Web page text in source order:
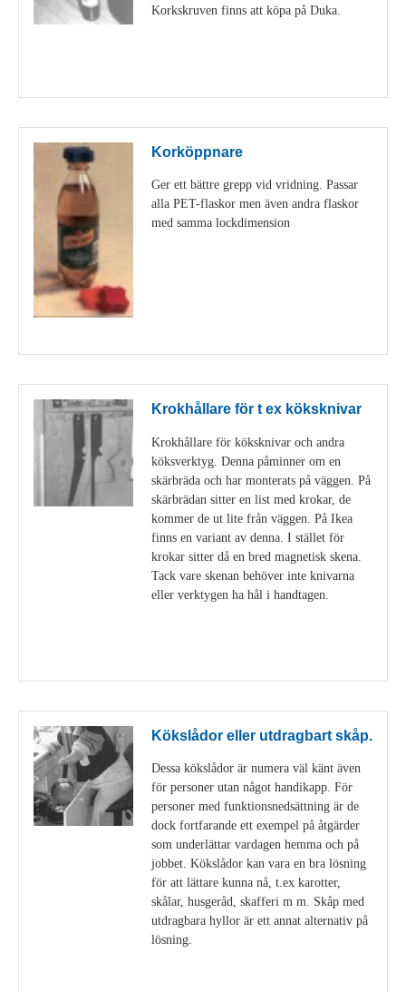
Korkskruven finns att köpa på Duka.
Korköppnare
Ger ett bättre grepp vid vridning. Passar
alla PET-flaskor men även andra flaskor
med samma lockdimension
Krokhållare för t ex köksknivar
Krokhållare för köksknivar och andra
köksverktyg. Denna påminner om en
skärbräda och har monterats på väggen. På
skärbrädan sitter en list med krokar, de
kommer de ut lite från väggen. På Ikea
finns en variant av denna. I stället för
krokar sitter då en bred magnetisk skena.
Tack vare skenan behöver inte knivarna
eller verktygen ha hål i handtagen.
Kökslådor eller utdragbart skåp.
Dessa kökslådor är numera väl känt även
för personer utan något handikapp. För
personer med funktionsnedsättning är de
dock fortfarande ett exempel på åtgärder
som underlättar vardagen hemma och på
jobbet. Kökslådor kan vara en bra lösning
för att lättare kunna nå, t.ex karotter,
skålar, husgeråd, skafferi m m. Skåp med
utdragbara hyllor är ett annat alternativ på
lösning.